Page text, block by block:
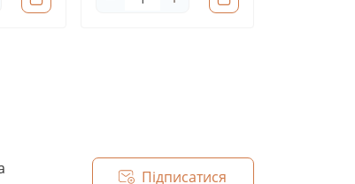
Підписатися